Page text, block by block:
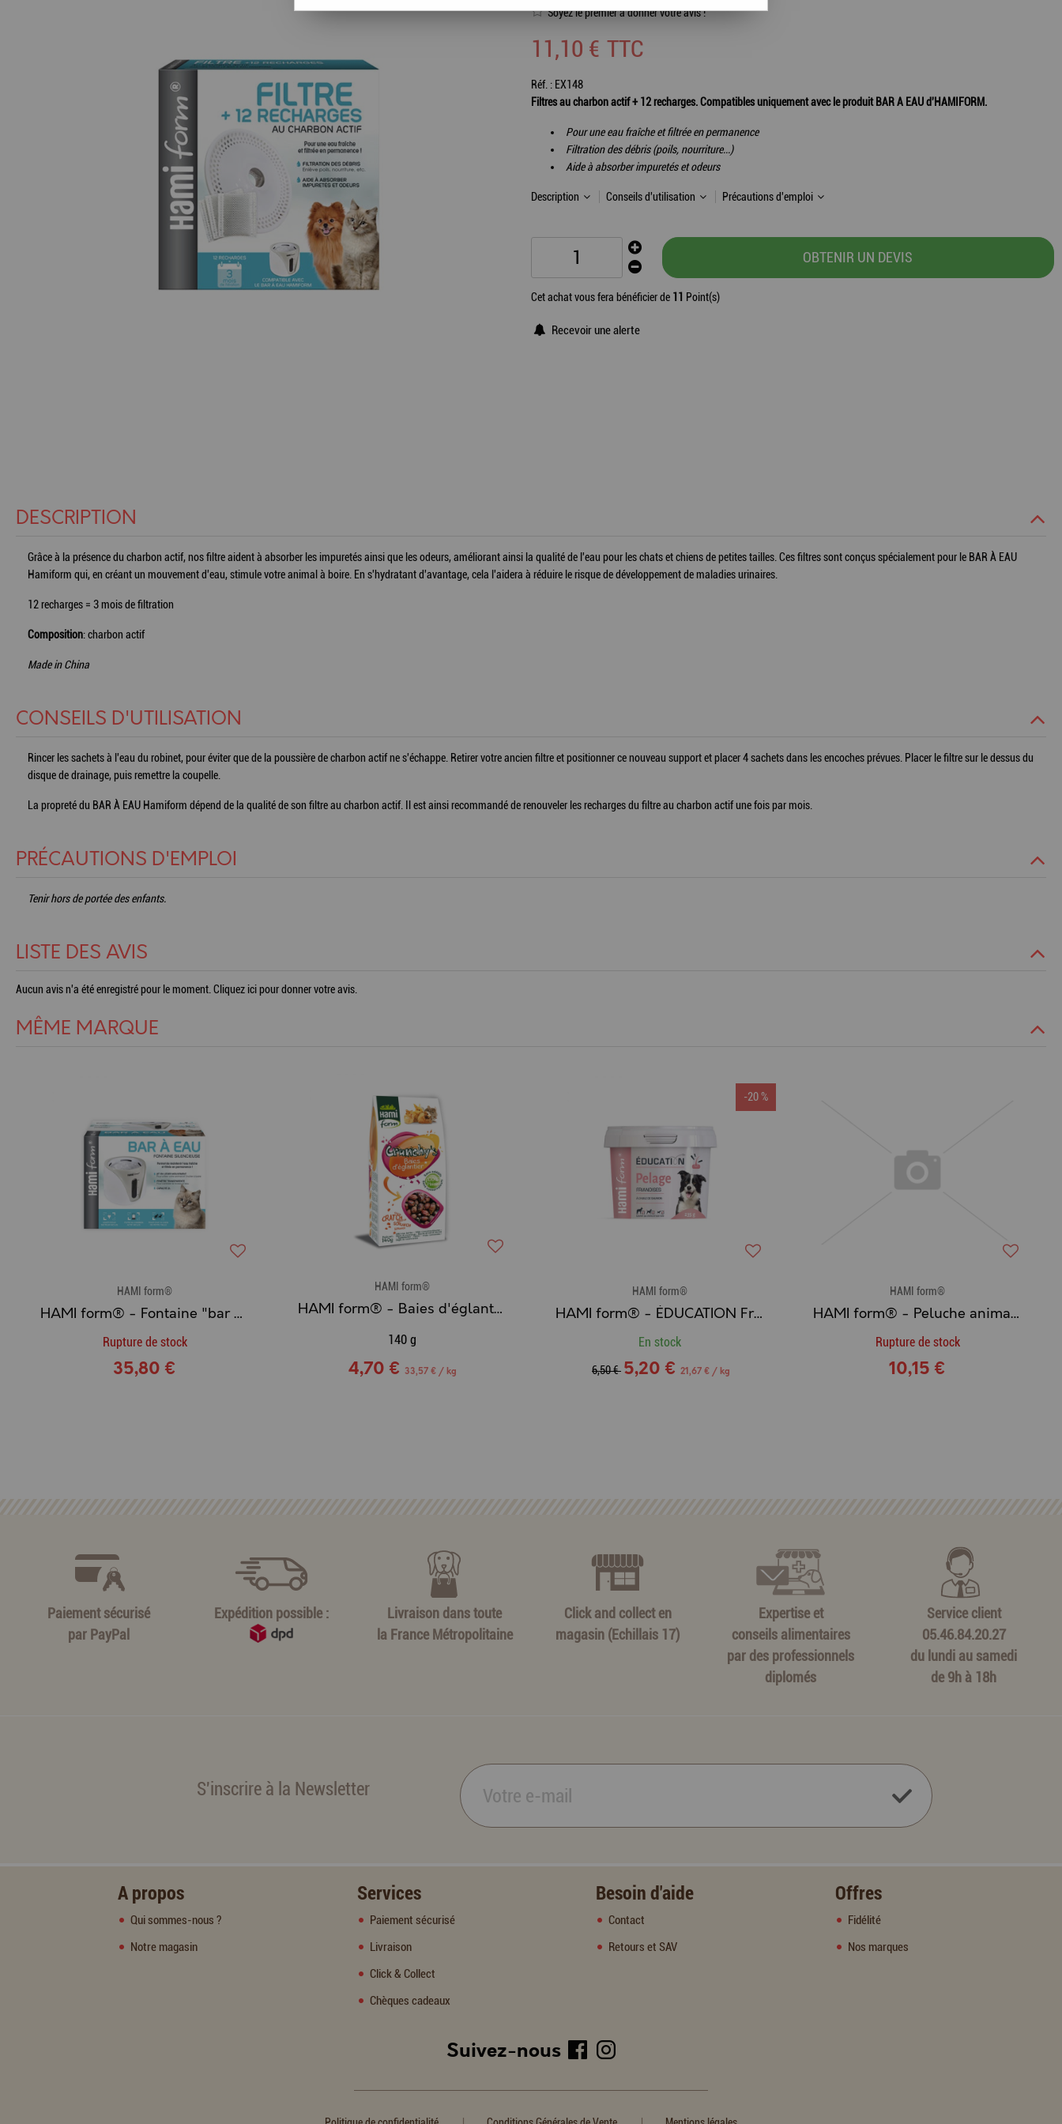
Soyez le premier à donner votre avis !
11,10 € TTC
Réf. : EX148
Filtres au charbon actif + 12 recharges. Compatibles uniquement avec le produit BAR A EAU d'HAMIFORM.
Pour une eau fraîche et filtrée en permanence
Filtration des débris (poils, nourriture...)
Aide à absorber impuretés et odeurs
Description Conseils d'utilisation Précautions d'emploi
OBTENIR UN DEVIS
Cet achat vous fera bénéficier de 11 Point(s)
Recevoir une alerte
DESCRIPTION
Grâce à la présence du charbon actif, nos filtre aident à absorber les impuretés ainsi que les odeurs, améliorant ainsi la qualité de l'eau pour les chats et chiens de petites tailles. Ces filtres sont conçus spécialement pour le BAR À EAU
Hamiform qui, en créant un mouvement d'eau, stimule votre animal à boire. En s'hydratant d'avantage, cela l'aidera à réduire le risque de développement de maladies urinaires.
12 recharges = 3 mois de filtration
Composition: charbon actif
Made in China
CONSEILS D'UTILISATION
Rincer les sachets à l'eau du robinet, pour éviter que de la poussière de charbon actif ne s'échappe. Retirer votre ancien filtre et positionner ce nouveau support et placer 4 sachets dans les encoches prévues. Placer le filtre sur le dessus du
disque de drainage, puis remettre la coupelle.
La propreté du BAR À EAU Hamiform dépend de la qualité de son filtre au charbon actif. Il est ainsi recommandé de renouveler les recharges du filtre au charbon actif une fois par mois.
PRÉCAUTIONS D'EMPLOI
Tenir hors de portée des enfants.
LISTE DES AVIS
Aucun avis n'a été enregistré pour le moment. Cliquez ici pour donner votre avis.
MÊME MARQUE
HAMI form®
HAMI form® - Fontaine "bar à eau" silencieuse
Rupture de stock
35,80 €
HAMI form®
HAMI form® - Baies d'églantier
140 g
4,70 € 33,57 € / kg
-20 %
HAMI form®
HAMI form® - ÉDUCATION Friandises Chien PELAGE
En stock
6,50 € 5,20 € 21,67 € / kg
HAMI form®
HAMI form® - Peluche animaux de ferme vache
Rupture de stock
10,15 €
Paiement sécurisé
par PayPal
Expédition possible :
Livraison dans toute
la France Métropolitaine
Click and collect en
magasin (Echillais 17)
Expertise et
conseils alimentaires
par des professionnels
diplomés
Service client
05.46.84.20.27
du lundi au samedi
de 9h à 18h
S'inscrire à la Newsletter
A propos
Qui sommes-nous ?
Notre magasin
Services
Paiement sécurisé
Livraison
Click & Collect
Chèques cadeaux
Besoin d'aide
Contact
Retours et SAV
Offres
Fidélité
Nos marques
Suivez-nous